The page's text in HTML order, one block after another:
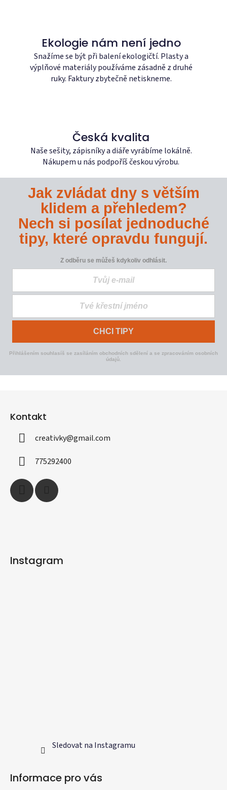
ý
p
i
s
Ekologie nám není jedno
Snažíme se být při balení ekologičtí. Plasty a
výplňové materiály používáme zásadně z druhé
ruky. Faktury zbytečně netiskneme.
Česká kvalita
Naše sešity, zápisníky a diáře vyrábíme lokálně.
Nákupem u nás podpoříš českou výrobu.
Jak zvládat dny s větším
klidem a přehledem?
Nech si posílat jednoduché
tipy, které opravdu fungují.
Z odběru se můžeš kdykoliv odhlásit.
CHCI TIPY
Přihlášením souhlasíš se zasíláním obchodních sdělení a se zpracováním osobních
údajů.
Kontakt
creativky@gmail.com
775292400
Instagram
Sledovat na Instagramu
Informace pro vás